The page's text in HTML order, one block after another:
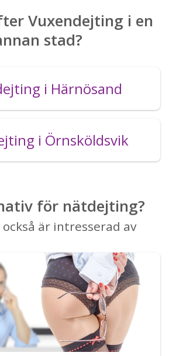
Vuxendejting i en
stad?
i Härnösand
i Örnsköldsvik
för nätdejting?
också är intresserad av